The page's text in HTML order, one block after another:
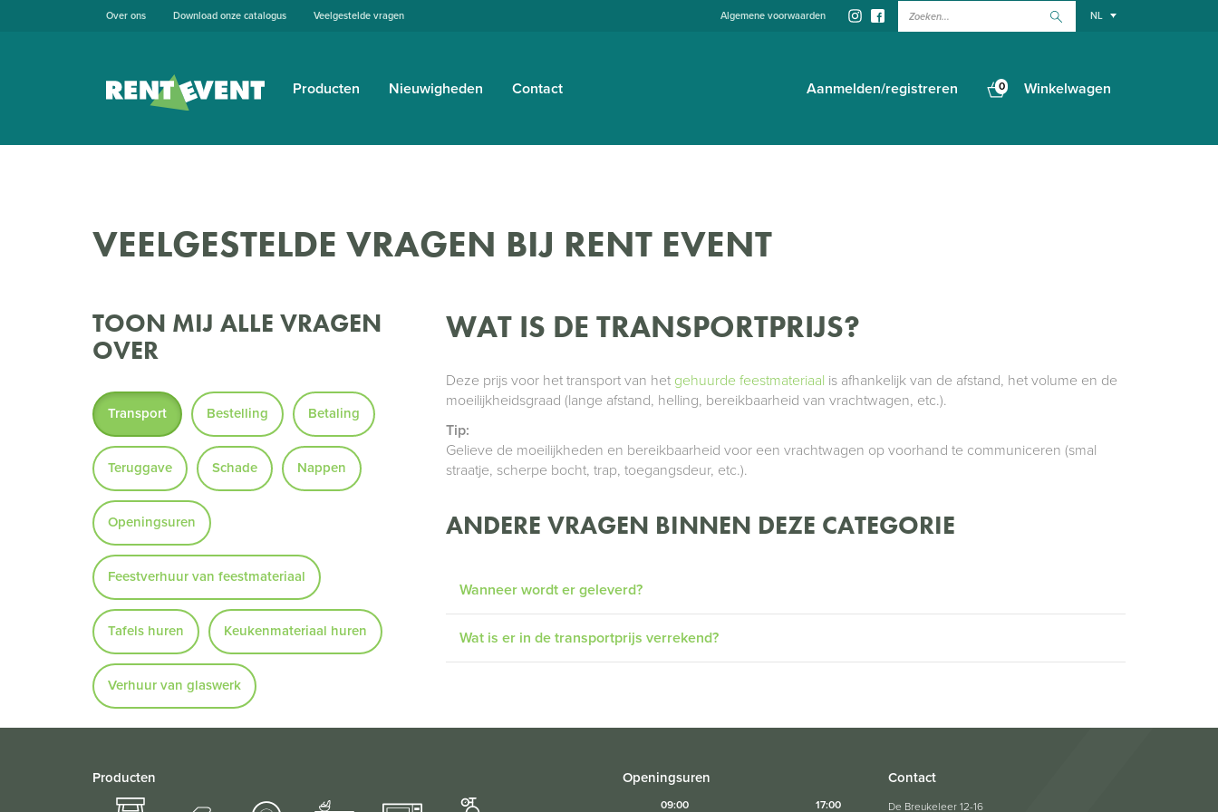
NL
Zoeken...
Algemene voorwaarden
Over ons Download onze catalogus Veelgestelde vragen
Producten Nieuwigheden Contact Aanmelden/registreren Winkelwagen
0
VEELGESTELDE VRAGEN BIJ RENT EVENT
TOON MIJ ALLE VRAGEN
OVER
Transport Bestelling Betaling
Teruggave Schade Nappen
Openingsuren
Feestverhuur van feestmateriaal
Tafels huren Keukenmateriaal huren
Verhuur van glaswerk
WAT IS DE TRANSPORTPRIJS?
Deze prijs voor het transport van het gehuurde feestmateriaal is afhankelijk van de afstand, het volume en de
moeilijkheidsgraad (lange afstand, helling, bereikbaarheid van vrachtwagen, etc.).
Tip:
Gelieve de moeilijkheden en bereikbaarheid voor een vrachtwagen op voorhand te communiceren (smal
straatje, scherpe bocht, trap, toegangsdeur, etc.).
ANDERE VRAGEN BINNEN DEZE CATEGORIE
Wanneer wordt er geleverd?
Wat is er in de transportprijs verrekend?
Producten Openingsuren
09:00 17:00
Contact
De Breukeleer 12-16